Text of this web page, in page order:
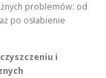
problemów: od
po osłabienie
i